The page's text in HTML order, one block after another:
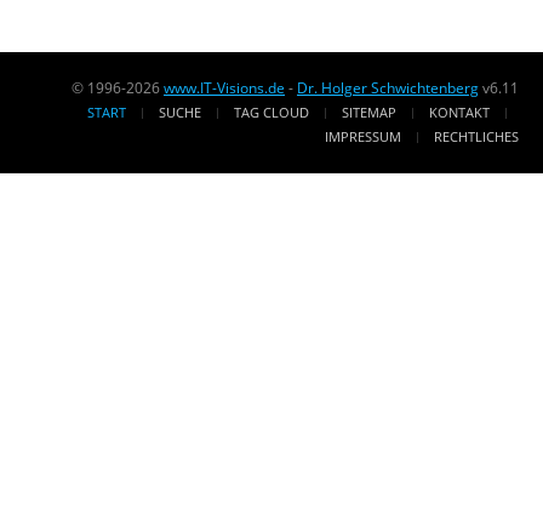
© 1996-2026www.IT-Visions.de - Dr. Holger Schwichtenbergv6.11
START SUCHE TAG CLOUD SITEMAP
KONTAKT
IMPRESSUM
RECHTLICHES